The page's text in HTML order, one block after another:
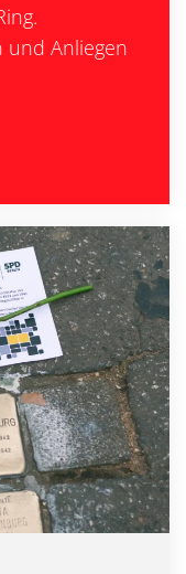
Anliegen